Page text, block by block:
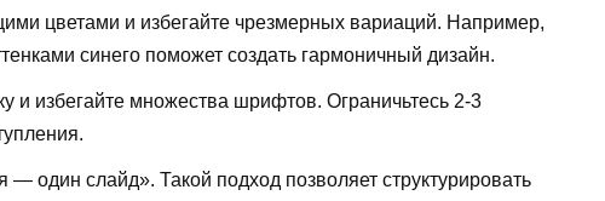
цветами и избегайте чрезмерных вариаций. Например,
синего поможет создать гармоничный дизайн.
и избегайте множества шрифтов. Ограничьтесь 2-3
— один слайд». Такой подход позволяет структурировать